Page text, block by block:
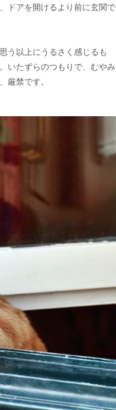
ドアを開けるより前に玄関で
う以上にうるさく感じるも
いたずらのつもりで、むやみ
厳禁です。